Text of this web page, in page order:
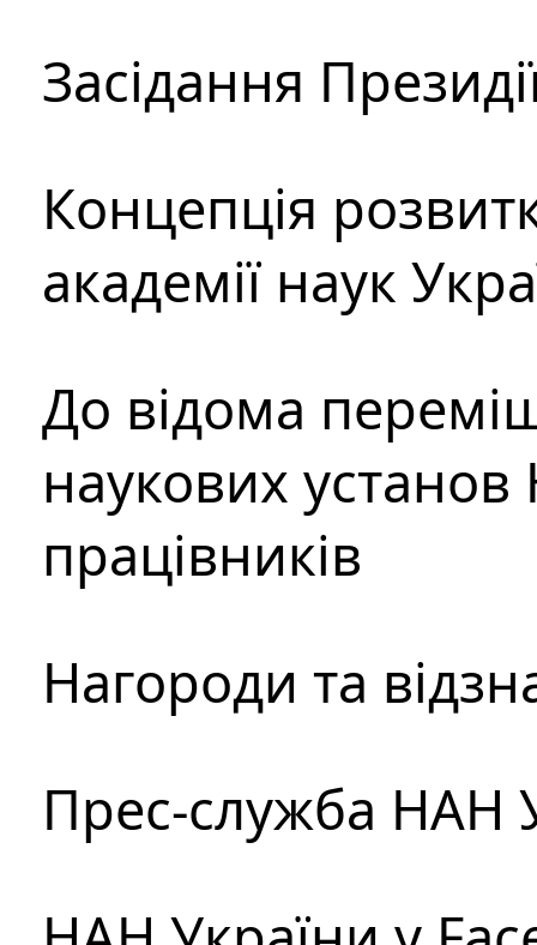
Засідання
Концепція
академії наук
До відома
наукових установ
працівників
Нагороди та
Прес-служба НАН